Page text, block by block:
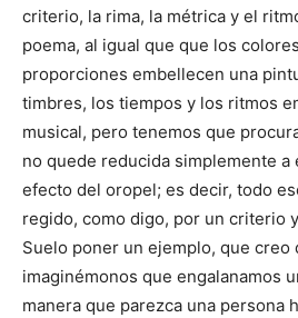
criterio, la rima, la métrica y el
poema, al igual que que los
proporciones embellecen una
timbres, los tiempos y los ritmos
musical, pero tenemos que
no quede reducida simplemente a
efecto del oropel; es decir, todo
regido, como digo, por un criterio
Suelo poner un ejemplo, que creo
imaginémonos que engalanamos
manera que parezca una persona